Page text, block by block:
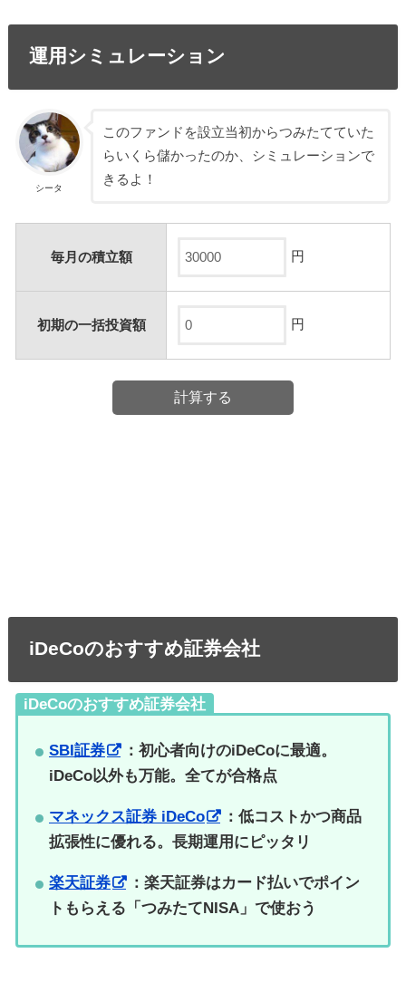
運用シミュレーション
シータ
このファンドを設立当初からつみたてていた
らいくら儲かったのか、シミュレーションで
きるよ！
毎月の積立額 円
初期の一括投資額 円
iDeCoのおすすめ証券会社
iDeCoのおすすめ証券会社
SBI証券
：初心者向けのiDeCoに最適。
iDeCo以外も万能。全てが合格点
マネックス証券 iDeCo
：低コストかつ商品
拡張性に優れる。長期運用にピッタリ
楽天証券
：楽天証券はカード払いでポイン
トもらえる「つみたてNISA」で使おう